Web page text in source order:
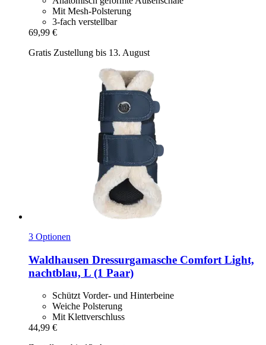
Mit Mesh-Polsterung
3-fach verstellbar
69,99 €
Gratis Zustellung bis 13. August
3 Optionen
Waldhausen Dressurgamasche Comfort Light,
nachtblau, L (1 Paar)
Schützt Vorder- und Hinterbeine
Weiche Polsterung
Mit Klettverschluss
44,99 €